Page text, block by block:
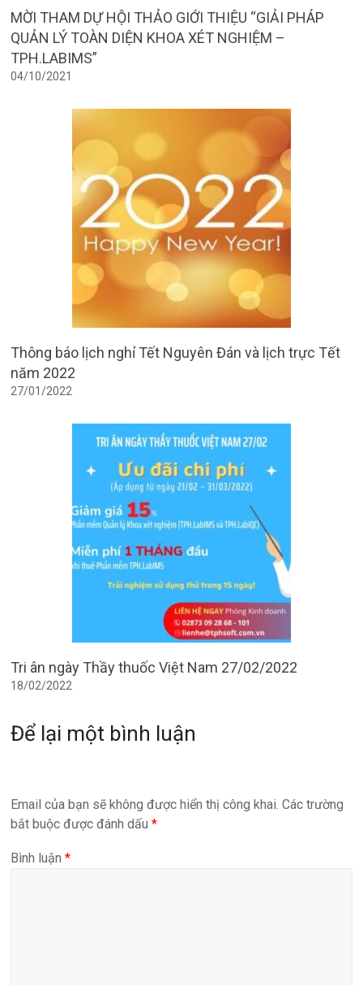
MỜI THAM DỰ HỘI THẢO GIỚI THIỆU “GIẢI PHÁP
QUẢN LÝ TOÀN DIỆN KHOA XÉT NGHIỆM –
TPH.LABIMS”
04/10/2021
Thông báo lịch nghỉ Tết Nguyên Đán và lịch trực Tết
năm 2022
27/01/2022
Tri ân ngày Thầy thuốc Việt Nam 27/02/2022
18/02/2022
Để lại một bình luận
Email của bạn sẽ không được hiển thị công khai. Các trường
bắt buộc được đánh dấu*
Bình luận*